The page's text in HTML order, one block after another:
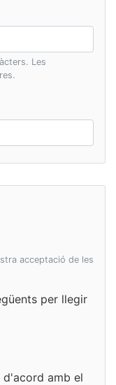
Les
acceptació de les
per llegir
d'acord amb el